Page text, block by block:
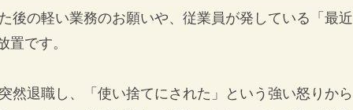
後の軽い業務のお願いや、従業員が発している「最近
置です。
然退職し、「使い捨てにされた」という強い怒りから